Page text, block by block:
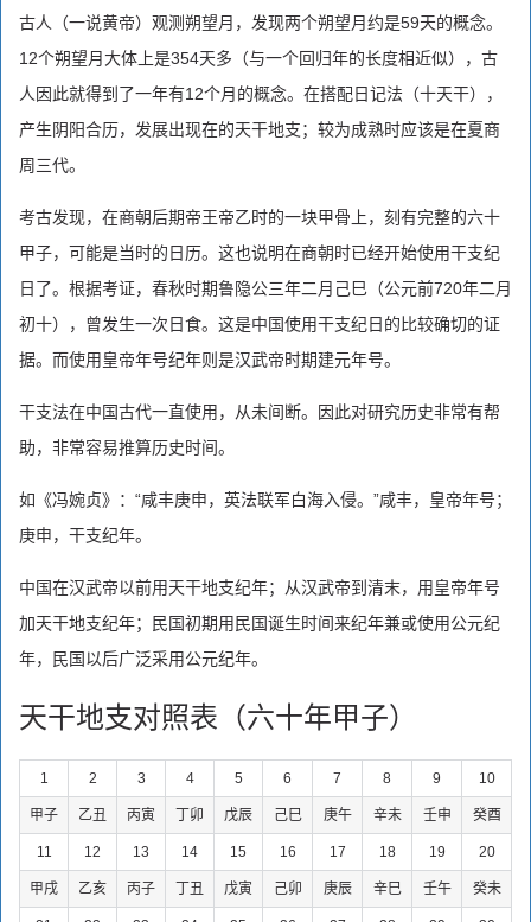
古人（一说黄帝）观测朔望月，发现两个朔望月约是59天的概念。
12个朔望月大体上是354天多（与一个回归年的长度相近似），古
人因此就得到了一年有12个月的概念。在搭配日记法（十天干），
产生阴阳合历，发展出现在的天干地支；较为成熟时应该是在夏商
周三代。
考古发现，在商朝后期帝王帝乙时的一块甲骨上，刻有完整的六十
甲子，可能是当时的日历。这也说明在商朝时已经开始使用干支纪
日了。根据考证，春秋时期鲁隐公三年二月己巳（公元前720年二月
初十），曾发生一次日食。这是中国使用干支纪日的比较确切的证
据。而使用皇帝年号纪年则是汉武帝时期建元年号。
干支法在中国古代一直使用，从未间断。因此对研究历史非常有帮
助，非常容易推算历史时间。
如《冯婉贞》：“咸丰庚申，英法联军白海入侵。”咸丰，皇帝年号；
庚申，干支纪年。
中国在汉武帝以前用天干地支纪年；从汉武帝到清末，用皇帝年号
加天干地支纪年；民国初期用民国诞生时间来纪年兼或使用公元纪
年，民国以后广泛采用公元纪年。
天干地支对照表（六十年甲子）
1 2 3 4 5 6 7 8 9 10
甲子 乙丑 丙寅 丁卯 戊辰 己巳 庚午 辛未 壬申 癸酉
11 12 13 14 15 16 17 18 19 20
甲戌 乙亥 丙子 丁丑 戊寅 己卯 庚辰 辛巳 壬午 癸未